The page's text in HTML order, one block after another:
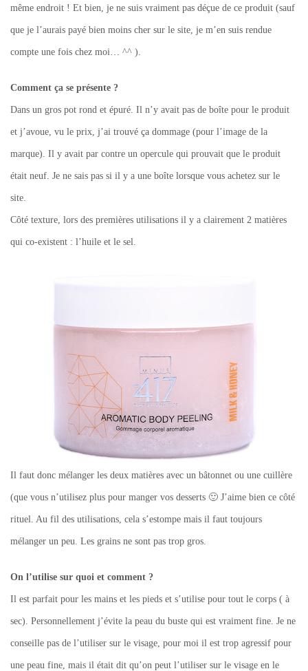
même endroit ! Et bien, je ne suis vraiment pas déçue de ce produit (sauf
que je l’aurais payé bien moins cher sur le site, je m’en suis rendue
compte une fois chez moi… ^^ ).
Comment ça se présente ?
Dans un gros pot rond et épuré. Il n’y avait pas de boîte pour le produit
et j’avoue, vu le prix, j’ai trouvé ça dommage (pour l’image de la
marque). Il y avait par contre un opercule qui prouvait que le produit
était neuf. Je ne sais pas si il y a une boîte lorsque vous achetez sur le
site.
Côté texture, lors des premières utilisations il y a clairement 2 matières
qui co-existent : l’huile et le sel.
Il faut donc mélanger les deux matières avec un bâtonnet ou une cuillère
(que vous n’utilisez plus pour manger vos desserts 🙂 J’aime bien ce côté
rituel. Au fil des utilisations, cela s’estompe mais il faut toujours
mélanger un peu. Les grains ne sont pas trop gros.
On l’utilise sur quoi et comment ?
Il est parfait pour les mains et les pieds et s’utilise pour tout le corps ( à
sec). Personnellement j’évite la peau du buste qui est vraiment fine. Je ne
conseille pas de l’utiliser sur le visage, pour moi il est trop agressif pour
une peau fine, mais il était dit qu’on peut l’utiliser sur le visage en le